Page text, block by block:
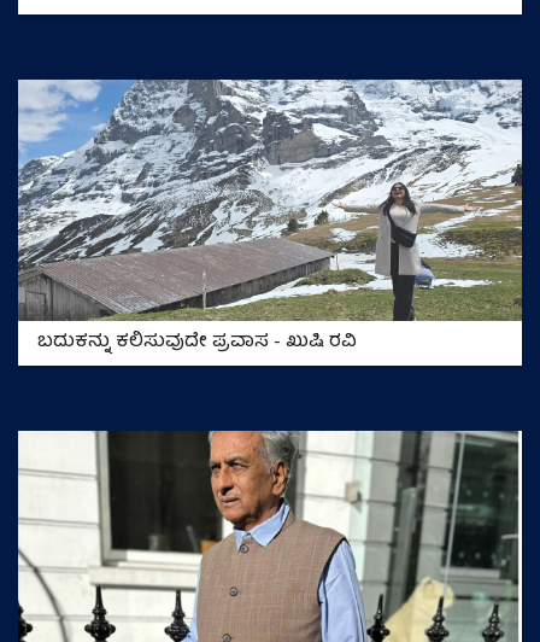
ಬದುಕನ್ನು ಕಲಿಸುವುದೇ ಪ್ರವಾಸ - ಖುಷಿ ರವಿ